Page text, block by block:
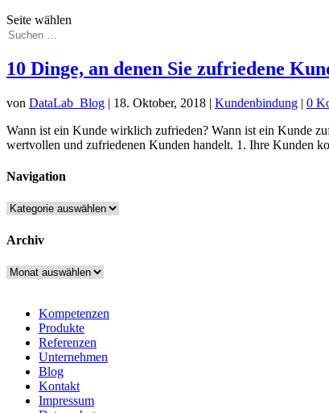
Seite wählen
10 Dinge, an denen Sie zufriedene
von DataLab_Blog | 18. Oktober, 2018 | Kundenbindung | 0
Wann ist ein Kunde wirklich zufrieden? Wann ist ein Kunde
wertvollen und zufriedenen Kunden handelt. 1. Ihre Kunden
Navigation
Navigation
Archiv
Archiv
Kompetenzen
Produkte
Referenzen
Unternehmen
Blog
Kontakt
Impressum